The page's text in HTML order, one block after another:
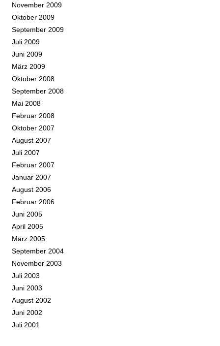
November 2009
Oktober 2009
September 2009
Juli 2009
Juni 2009
März 2009
Oktober 2008
September 2008
Mai 2008
Februar 2008
Oktober 2007
August 2007
Juli 2007
Februar 2007
Januar 2007
August 2006
Februar 2006
Juni 2005
April 2005
März 2005
September 2004
November 2003
Juli 2003
Juni 2003
August 2002
Juni 2002
Juli 2001